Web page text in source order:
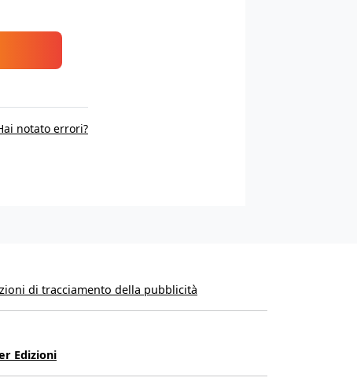
notato errori?
di tracciamento della pubblicità
Edizioni